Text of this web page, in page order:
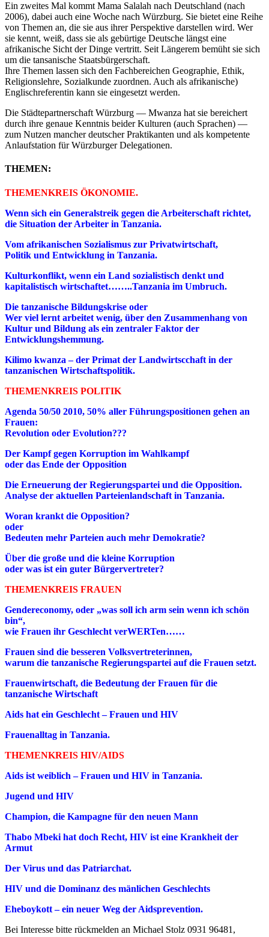
Ein zweites Mal kommt Mama Salalah nach Deutschland (nach
2006), dabei auch eine Woche nach Würzburg. Sie bietet eine Reihe
von Themen an, die sie aus ihrer Perspektive darstellen wird. Wer
sie kennt, weiß, dass sie als gebürtige Deutsche längst eine
afrikanische Sicht der Dinge vertritt. Seit Längerem bemüht sie sich
um die tansanische Staatsbürgerschaft.
Ihre Themen lassen sich den Fachbereichen Geographie, Ethik,
Religionslehre, Sozialkunde zuordnen. Auch als afrikanische)
Englischreferentin kann sie eingesetzt werden.
Die Städtepartnerschaft Würzburg — Mwanza hat sie bereichert
durch ihre genaue Kenntnis beider Kulturen (auch Sprachen) —
zum Nutzen mancher deutscher Praktikanten und als kompetente
Anlaufstation für Würzburger Delegationen.
THEMEN:
THEMENKREIS ÖKONOMIE.
Wenn sich ein Generalstreik gegen die Arbeiterschaft richtet,
die Situation der Arbeiter in Tanzania.
Vom afrikanischen Sozialismus zur Privatwirtschaft,
Politik und Entwicklung in Tanzania.
Kulturkonflikt, wenn ein Land sozialistisch denkt und
kapitalistisch wirtschaftet……..Tanzania im Umbruch.
Die tanzanische Bildungskrise oder
Wer viel lernt arbeitet wenig, über den Zusammenhang von
Kultur und Bildung als ein zentraler Faktor der
Entwicklungshemmung.
Kilimo kwanza – der Primat der Landwirtscchaft in der
tanzanischen Wirtschaftspolitik.
THEMENKREIS POLITIK
Agenda 50/50 2010, 50% aller Führungspositionen gehen an
Frauen:
Revolution oder Evolution???
Der Kampf gegen Korruption im Wahlkampf
oder das Ende der Opposition
Die Erneuerung der Regierungspartei und die Opposition.
Analyse der aktuellen Parteienlandschaft in Tanzania.
Woran krankt die Opposition?
oder
Bedeuten mehr Parteien auch mehr Demokratie?
Über die große und die kleine Korruption
oder was ist ein guter Bürgervertreter?
THEMENKREIS FRAUEN
Gendereconomy, oder „was soll ich arm sein wenn ich schön
bin“,
wie Frauen ihr Geschlecht verWERTen……
Frauen sind die besseren Volksvertreterinnen,
warum die tanzanische Regierungspartei auf die Frauen setzt.
Frauenwirtschaft, die Bedeutung der Frauen für die
tanzanische Wirtschaft
Aids hat ein Geschlecht – Frauen und HIV
Frauenalltag in Tanzania.
THEMENKREIS HIV/AIDS
Aids ist weiblich – Frauen und HIV in Tanzania.
Jugend und HIV
Champion, die Kampagne für den neuen Mann
Thabo Mbeki hat doch Recht, HIV ist eine Krankheit der
Armut
Der Virus und das Patriarchat.
HIV und die Dominanz des mänlichen Geschlechts
Eheboykott – ein neuer Weg der Aidsprevention.
Bei Interesse bitte rückmelden an Michael Stolz 0931 96481,